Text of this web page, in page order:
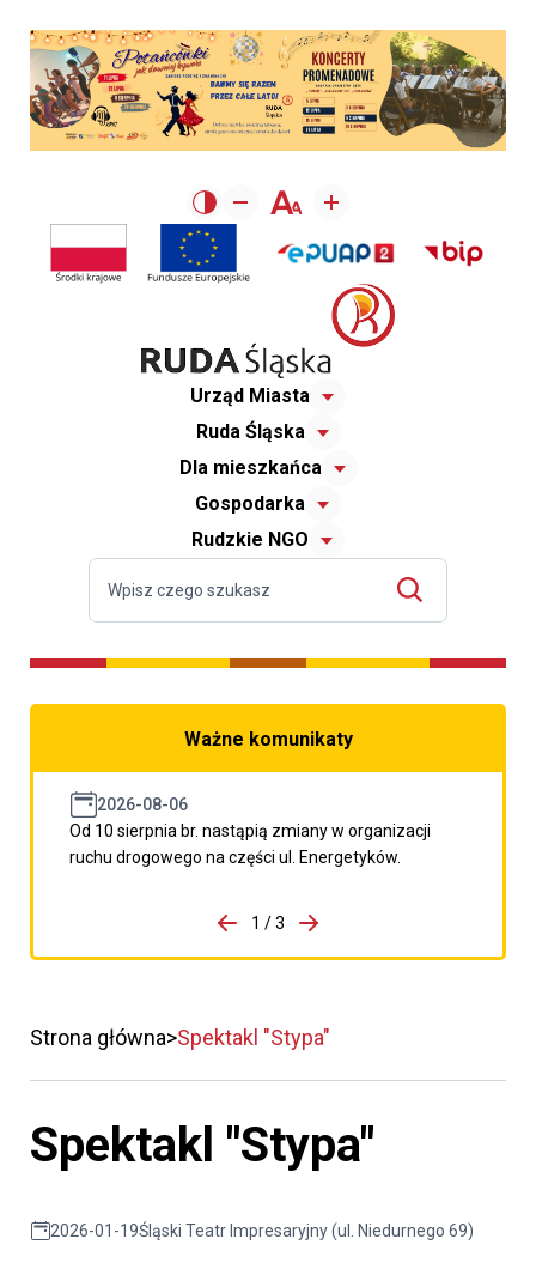
Urząd Miasta
Ruda Śląska
Dla mieszkańca
Gospodarka
Rudzkie NGO
Ważne komunikaty
2026-08-06
Od 10 sierpnia br. nastąpią zmiany w organizacji
ruchu drogowego na części ul. Energetyków.
porzpedniego komunikatu
1 / 3
Przejdź do następnego
Strona główna Spektakl "Stypa"
Spektakl "Stypa"
2026-01-19Śląski Teatr Impresaryjny (ul. Niedurnego 69)